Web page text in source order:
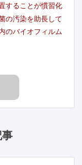
することが慣習化
の汚染を助長して
のバイオフィルム